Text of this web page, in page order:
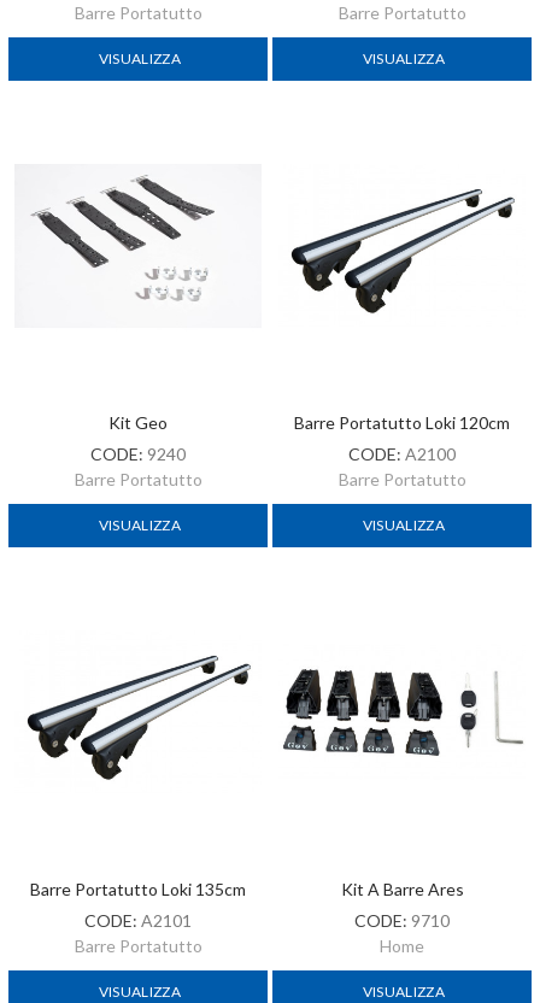
Barre Portatutto
VISUALIZZA
Barre Portatutto
VISUALIZZA
Kit Geo
CODE: 9240
Barre Portatutto
VISUALIZZA
Barre Portatutto Loki 120cm
CODE: A2100
Barre Portatutto
VISUALIZZA
Barre Portatutto Loki 135cm
CODE: A2101
Barre Portatutto
VISUALIZZA
Kit A Barre Ares
CODE: 9710
Home
VISUALIZZA